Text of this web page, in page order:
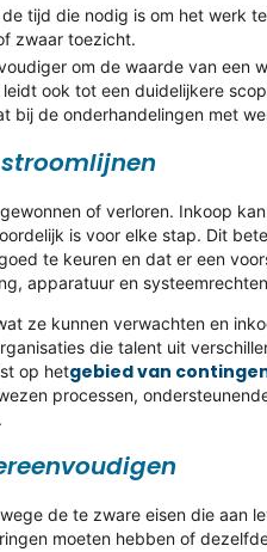
tijd die nodig is om het werk
zwaar toezicht.
om de waarde van een
ook tot een duidelijkere
bij de onderhandelingen met
of verloren. Inkoop
is voor elke stap. Dit
te keuren en dat er een
apparatuur en
ze kunnen verwachten en
die talent uit
op hetgebied van
processen,
de te zware eisen die aan
moeten hebben of